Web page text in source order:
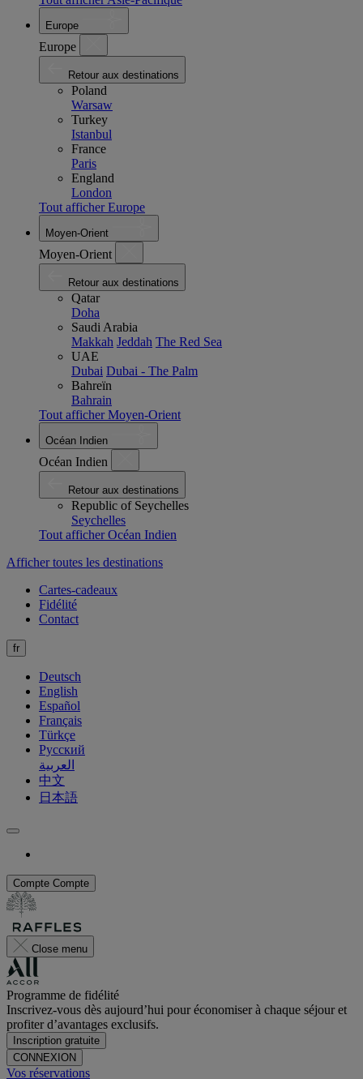
Europe
Europe
Retour aux destinations
Poland
Warsaw
Turkey
Istanbul
France
Paris
England
London
Tout afficher Europe
Moyen-Orient
Moyen-Orient
Retour aux destinations
Qatar
Doha
Saudi Arabia
Makkah Jeddah The Red Sea
UAE
Dubai Dubai - The Palm
Bahreïn
Bahrain
Tout afficher Moyen-Orient
Océan Indien
Océan Indien
Retour aux destinations
Republic of Seychelles
Seychelles
Tout afficher Océan Indien
Afficher toutes les destinations
Cartes-cadeaux
Fidélité
Contact
fr
Deutsch
English
Español
Français
Türkçe
Русский
العربية
中文
日本語
Compte Compte
Close menu
Programme de fidélité
Inscrivez-vous dès aujourd’hui pour économiser à chaque séjour et
profiter d’avantages exclusifs.
Inscription gratuite
CONNEXION
Vos réservations